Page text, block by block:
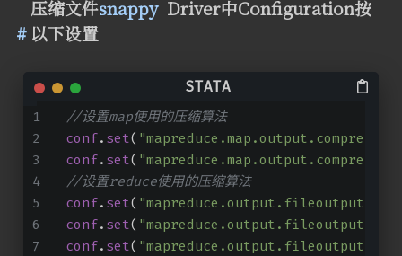
压缩文件snappyDriver中Configuration按
以下设置
//设置map使用的压缩算法
conf. set( "mapreduce.map.output.compress"
conf. set(
//设置reduce使用的压缩算法
conf. set(
conf. set(
conf. set(